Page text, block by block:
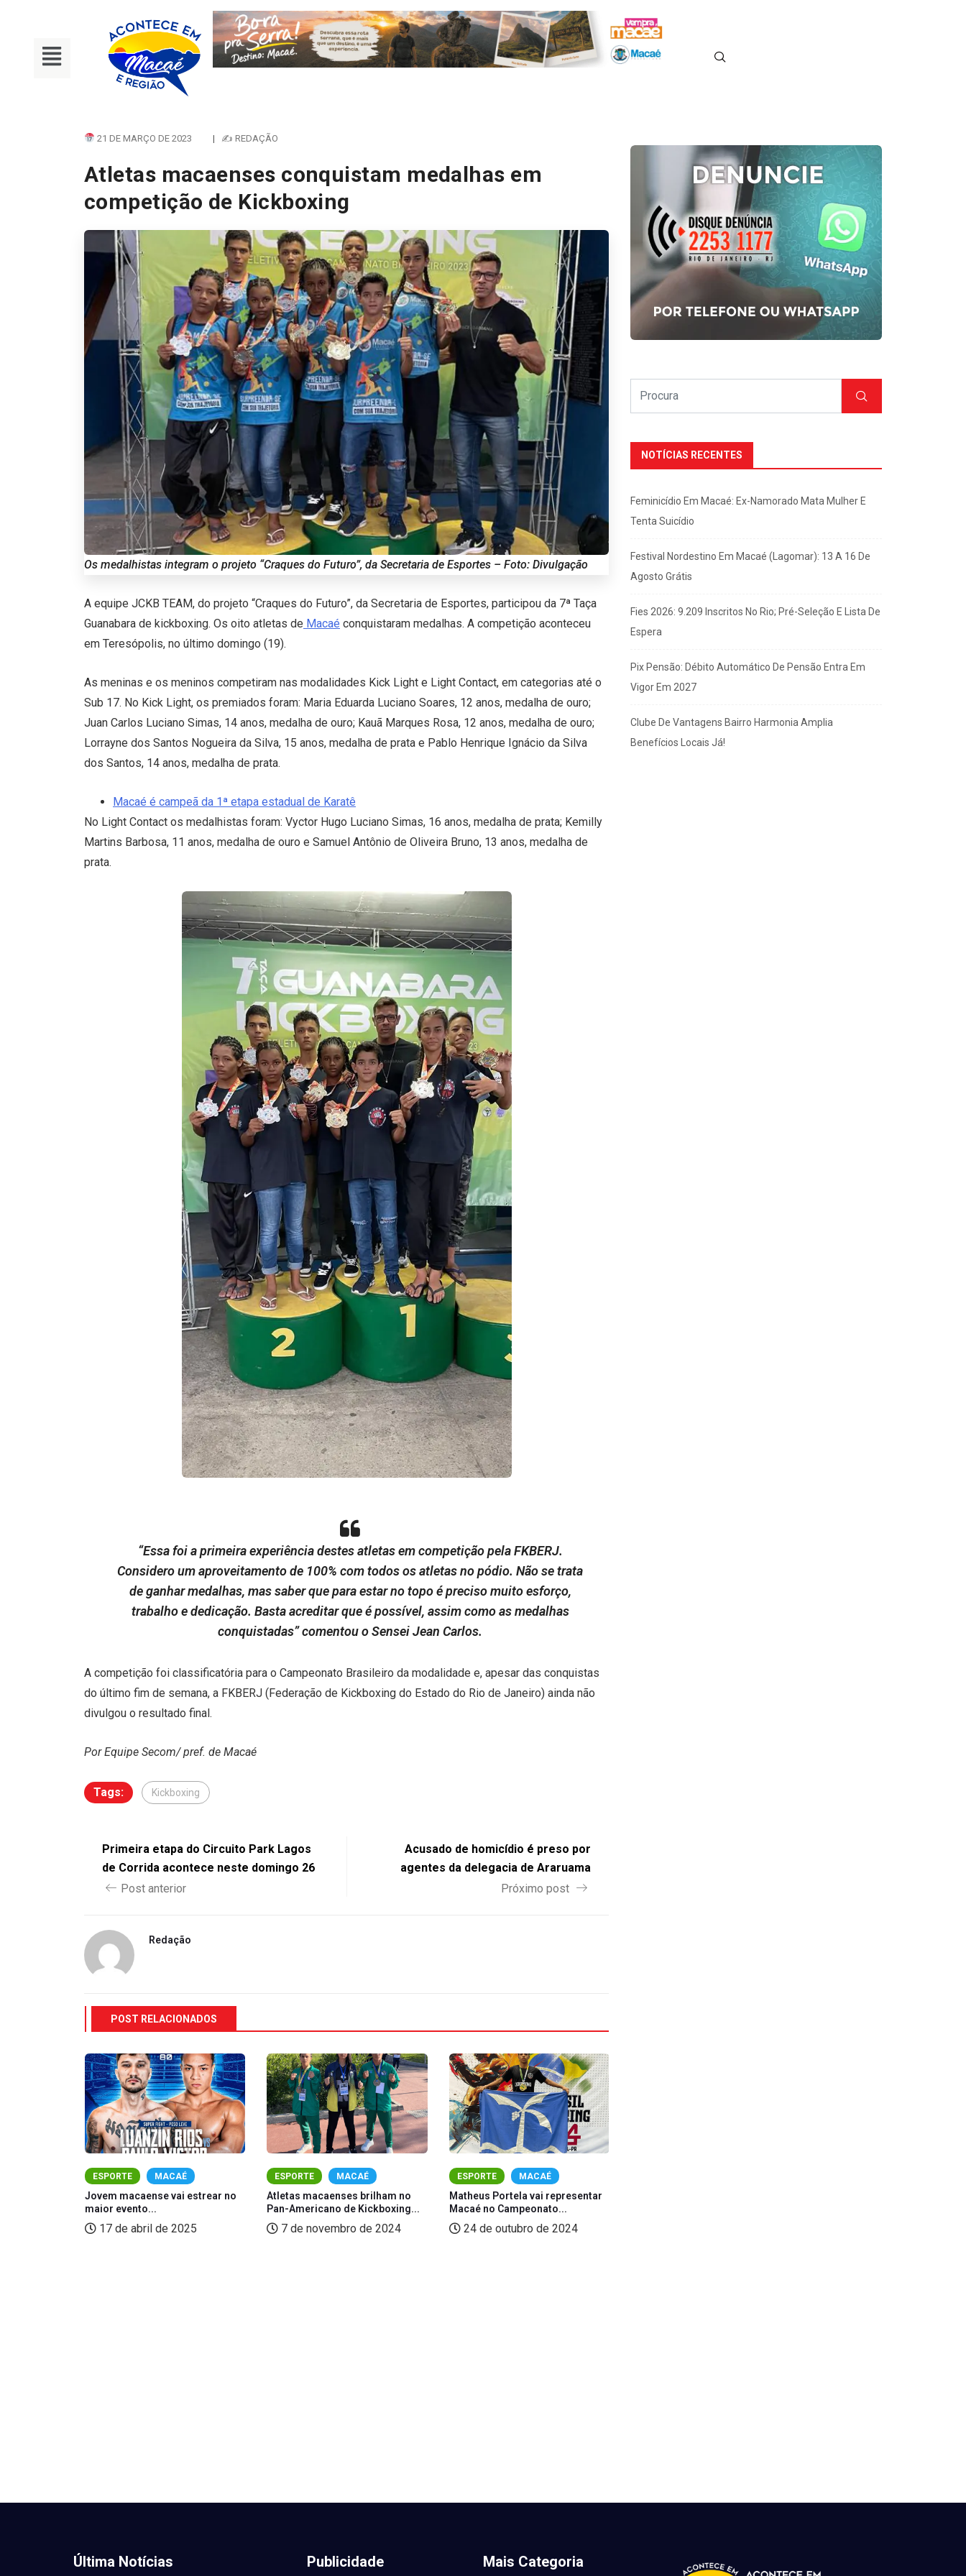
21 DE MARÇO DE 2023 | ✍ REDAÇÃO
Atletas macaenses conquistam medalhas em
competição de Kickboxing
Os medalhistas integram o projeto “Craques do Futuro”, da Secretaria de Esportes – Foto: Divulgação
A equipe JCKB TEAM, do projeto “Craques do Futuro”, da Secretaria de Esportes, participou da 7ª Taça
Guanabara de kickboxing. Os oito atletas de Macaé conquistaram medalhas. A competição aconteceu
em Teresópolis, no último domingo (19).
As meninas e os meninos competiram nas modalidades Kick Light e Light Contact, em categorias até o
Sub 17. No Kick Light, os premiados foram: Maria Eduarda Luciano Soares, 12 anos, medalha de ouro;
Juan Carlos Luciano Simas, 14 anos, medalha de ouro; Kauã Marques Rosa, 12 anos, medalha de ouro;
Lorrayne dos Santos Nogueira da Silva, 15 anos, medalha de prata e Pablo Henrique Ignácio da Silva
dos Santos, 14 anos, medalha de prata.
Macaé é campeã da 1ª etapa estadual de Karatê
No Light Contact os medalhistas foram: Vyctor Hugo Luciano Simas, 16 anos, medalha de prata; Kemilly
Martins Barbosa, 11 anos, medalha de ouro e Samuel Antônio de Oliveira Bruno, 13 anos, medalha de
prata.
“Essa foi a primeira experiência destes atletas em competição pela FKBERJ.
Considero um aproveitamento de 100% com todos os atletas no pódio. Não se trata
de ganhar medalhas, mas saber que para estar no topo é preciso muito esforço,
trabalho e dedicação. Basta acreditar que é possível, assim como as medalhas
conquistadas” comentou o Sensei Jean Carlos.
A competição foi classificatória para o Campeonato Brasileiro da modalidade e, apesar das conquistas
do último fim de semana, a FKBERJ (Federação de Kickboxing do Estado do Rio de Janeiro) ainda não
divulgou o resultado final.
Por Equipe Secom/ pref. de Macaé
Tags: Kickboxing
Primeira etapa do Circuito Park Lagos
de Corrida acontece neste domingo 26
Post anterior
Acusado de homicídio é preso por
agentes da delegacia de Araruama
Próximo post
Redação
POST RELACIONADOS
ESPORTE MACAÉ
Jovem macaense vai estrear no
maior evento...
17 de abril de 2025
ESPORTE MACAÉ
Atletas macaenses brilham no
Pan-Americano de Kickboxing...
7 de novembro de 2024
ESPORTE MACAÉ
Matheus Portela vai representar
Macaé no Campeonato...
24 de outubro de 2024
NOTÍCIAS RECENTES
Feminicídio Em Macaé: Ex-Namorado Mata Mulher E
Tenta Suicídio
Festival Nordestino Em Macaé (Lagomar): 13 A 16 De
Agosto Grátis
Fies 2026: 9.209 Inscritos No Rio; Pré-Seleção E Lista De
Espera
Pix Pensão: Débito Automático De Pensão Entra Em
Vigor Em 2027
Clube De Vantagens Bairro Harmonia Amplia
Benefícios Locais Já!
Última Notícias Publicidade Mais Categoria